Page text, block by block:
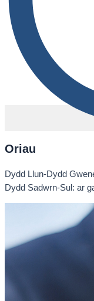
Oriau
Dydd Llun-Dydd
Dydd Sadwrn-Sul: ar